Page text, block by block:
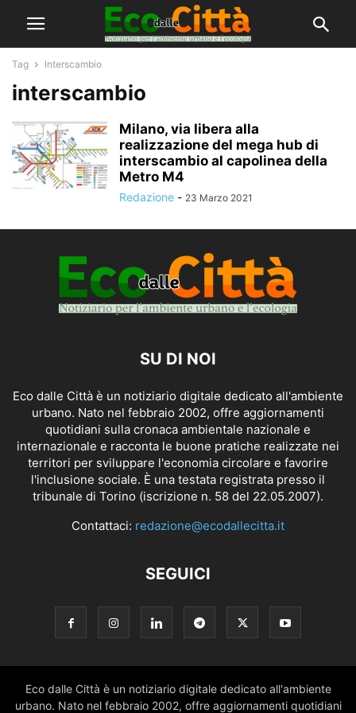
Tag Interscambio
interscambio
Milano, via libera alla
realizzazione del mega hub di
interscambio al capolinea della
Metro M4
Redazione - 23 Marzo 2021
SU DI NOI
Eco dalle Città è un notiziario digitale dedicato all'ambiente
urbano. Nato nel febbraio 2002, offre aggiornamenti
quotidiani sulla cronaca ambientale nazionale e
internazionale e racconta le buone pratiche realizzate nei
territori per sviluppare l'economia circolare e favorire
l'inclusione sociale. È una testata registrata presso il
tribunale di Torino (iscrizione n. 58 del 22.05.2007).
Contattaci: redazione@ecodallecitta.it
SEGUICI
Eco dalle Città è un notiziario digitale dedicato all'ambiente
urbano. Nato nel febbraio 2002, offre aggiornamenti quotidiani